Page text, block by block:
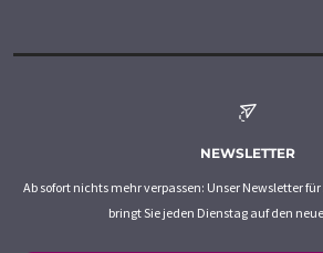
NEWSLETTER
Ab sofort nichts mehr verpassen: Unser Newsletter
bringt Sie jeden Dienstag auf den